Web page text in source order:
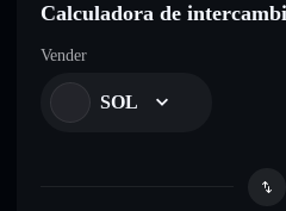
Calculadora de
Vender
SOL